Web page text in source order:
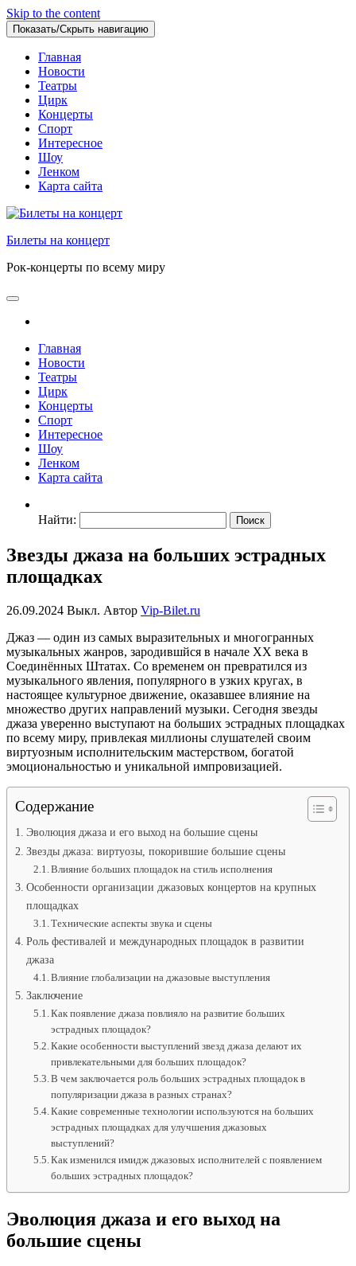
Skip to the content
Показать/Скрыть навигацию
Главная
Новости
Театры
Цирк
Концерты
Спорт
Интересное
Шоу
Ленком
Карта сайта
Билеты на концерт
Рок-концерты по всему миру
Главная
Новости
Театры
Цирк
Концерты
Спорт
Интересное
Шоу
Ленком
Карта сайта
Найти:
Звезды джаза на больших эстрадных
площадках
26.09.2024 Выкл. Автор Vip-Bilet.ru
Джаз — один из самых выразительных и многогранных
музыкальных жанров, зародившйся в начале XX века в
Соединённых Штатах. Со временем он превратился из
музыкального явления, популярного в узких кругах, в
настоящее культурное движение, оказавшее влияние на
множество других направлений музыки. Сегодня звезды
джаза уверенно выступают на больших эстрадных площадках
по всему миру, привлекая миллионы слушателей своим
виртуозным исполнительским мастерством, богатой
эмоциональностью и уникальной импровизацией.
Содержание
Эволюция джаза и его выход на большие сцены
Звезды джаза: виртуозы, покорившие большие сцены
Влияние больших площадок на стиль исполнения
Особенности организации джазовых концертов на крупных
площадках
Технические аспекты звука и сцены
Роль фестивалей и международных площадок в развитии
джаза
Влияние глобализации на джазовые выступления
Заключение
Как появление джаза повлияло на развитие больших
эстрадных площадок?
Какие особенности выступлений звезд джаза делают их
привлекательными для больших площадок?
В чем заключается роль больших эстрадных площадок в
популяризации джаза в разных странах?
Какие современные технологии используются на больших
эстрадных площадках для улучшения джазовых
выступлений?
Как изменился имидж джазовых исполнителей с появлением
больших эстрадных площадок?
Эволюция джаза и его выход на
большие сцены